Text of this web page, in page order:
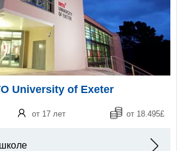
University of Exeter
от 17 лет от 18.495£